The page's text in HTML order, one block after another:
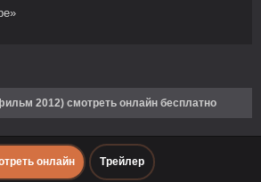
2012) смотреть онлайн бесплатно
онлайн Трейлер